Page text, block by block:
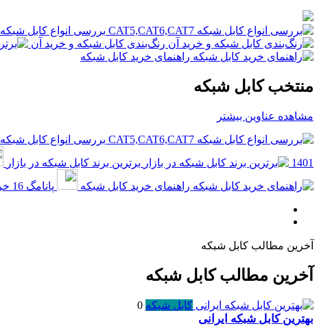
بررسی انواع کابل شبکه CAT5,CAT6,CAT7
رنگ‌بندی کابل شبکه و خرید آن
راهنمای خرید کابل شبکه
منتخب کابل شبکه
مشاهده عناوین بیشتر
بررسی انواع کابل شبکه CAT5,CAT6,CAT7
1401
برترین برند کابل شبکه در بازار
راهنمای خرید کابل شبکه
پانامگ 16 خرداد 1401
آخرین مطالب کابل شبکه
آخرین مطالب کابل شبکه
کابل شبکه 0
بهترین کابل شبکه ایرانی